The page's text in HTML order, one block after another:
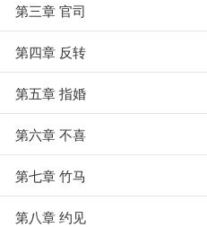
第三章 官司
第四章 反转
第五章 指婚
第六章 不喜
第七章 竹马
第八章 约见